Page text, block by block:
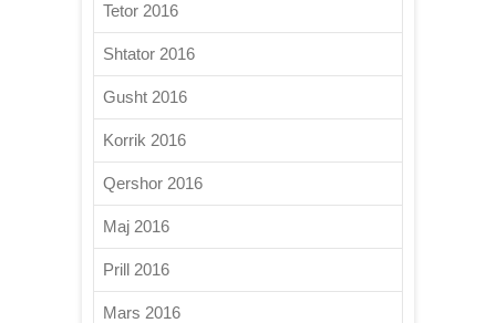
Tetor 2016
Shtator 2016
Gusht 2016
Korrik 2016
Qershor 2016
Maj 2016
Prill 2016
Mars 2016